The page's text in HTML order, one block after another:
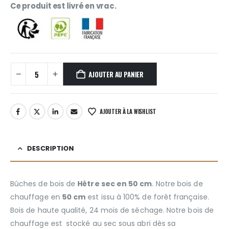
Ce produit est livré en vrac.
AJOUTER AU PANIER
AJOUTER À LA WISHLIST
DESCRIPTION
Bûches de bois de Hêtre sec en 50 cm. Notre bois de
chauffage en 50 cm est issu à 100% de forêt française.
Bois de haute qualité, 24 mois de séchage. Notre bois de
chauffage est stocké au sec sous abri dès sa